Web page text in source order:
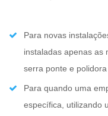
Para novas
instaladas apenas as
serra ponte e polidora
Para quando uma
específica, utilizando